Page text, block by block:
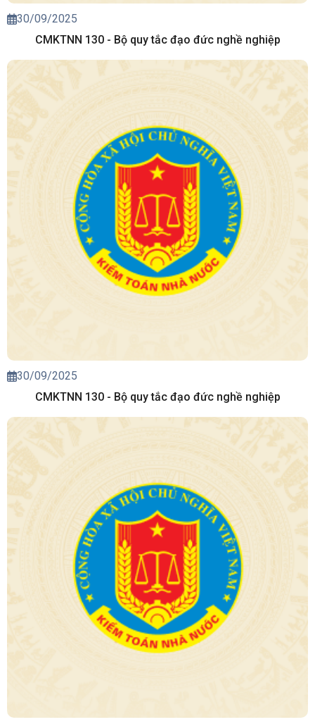
30/09/2025
CMKTNN 130 - Bộ quy tắc đạo đức nghề nghiệp
30/09/2025
CMKTNN 130 - Bộ quy tắc đạo đức nghề nghiệp